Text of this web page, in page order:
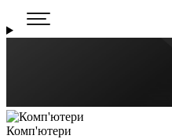
Комп'ютери